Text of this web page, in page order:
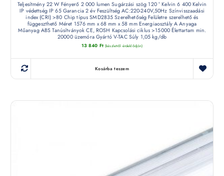
Teljesítmény 22 W Fényerő 2 000 lumen Sugárzási szög 120 ° Kelvin 6 400 Kelvin
IP védettség IP 65 Garancia 2 év Feszültség AC:220-240V,50Hz Színvisszaadási
index (CRI) >80 Chip típus SMD2835 Szerelhetőség Felületre szerelhető és
függeszthető Méret 1576 mm x 68 mm x 58 mm Energiaosztály A Anyaga
Műanyag ABS Tanúsítványok CE, ROSH Kapcsolási ciklus >15000 Élettartam min.
20000 üzemóra Gyártó V-TAC Súly 1,05 kg/db
13 840 Ft (készletről érdeklődjön)
Kosárba teszem